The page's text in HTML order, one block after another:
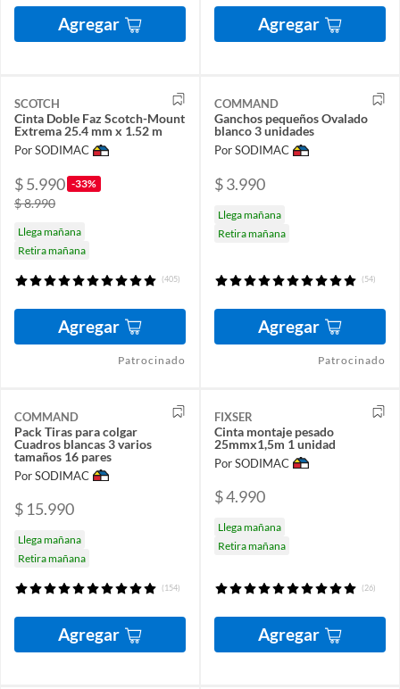
Agregar Agregar
SCOTCH
Cinta Doble Faz Scotch-Mount
Extrema 25.4 mm x 1.52 m
Por SODIMAC
$ 5.990 -33%
$ 8.990
Llega mañana
Retira mañana
(405)
Agregar
Patrocinado
COMMAND
Ganchos pequeños Ovalado
blanco 3 unidades
Por SODIMAC
$ 3.990
Llega mañana
Retira mañana
(54)
Agregar
Patrocinado
COMMAND
Pack Tiras para colgar
Cuadros blancas 3 varios
tamaños 16 pares
Por SODIMAC
$ 15.990
Llega mañana
Retira mañana
(154)
Agregar
FIXSER
Cinta montaje pesado
25mmx1,5m 1 unidad
Por SODIMAC
$ 4.990
Llega mañana
Retira mañana
(26)
Agregar